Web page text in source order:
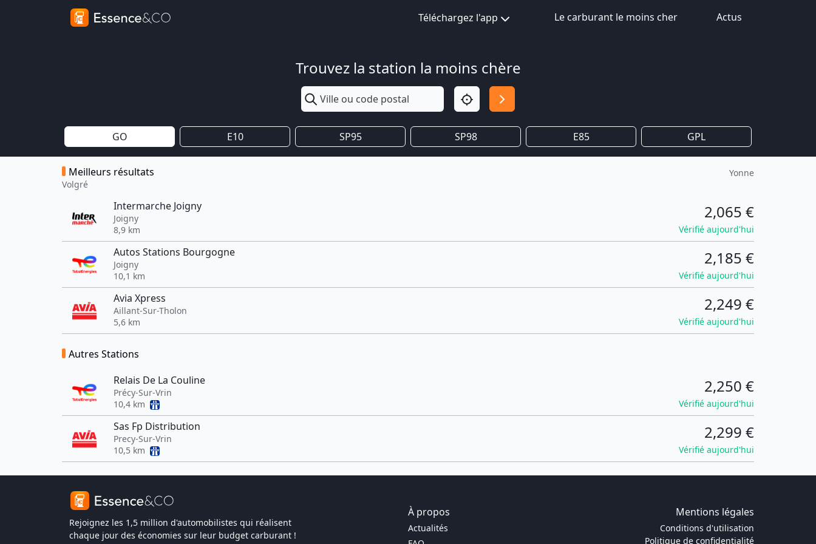
Téléchargez l'app Le carburant le moins cher Actus
Trouvez la station la moins chère
GO E10 SP95 SP98 E85 GPL
Meilleurs résultats
Volgré
Yonne
Intermarche Joigny
Joigny
8,9 km
2,065 €
Vérifié aujourd'hui
Autos Stations Bourgogne
Joigny
10,1 km
2,185 €
Vérifié aujourd'hui
Avia Xpress
Aillant-Sur-Tholon
5,6 km
2,249 €
Vérifié aujourd'hui
Autres Stations
Relais De La Couline
Précy-Sur-Vrin
10,4 km
2,250 €
Vérifié aujourd'hui
Sas Fp Distribution
Precy-Sur-Vrin
10,5 km
2,299 €
Vérifié aujourd'hui
Rejoignez les 1,5 million d'automobilistes qui réalisent
chaque jour des économies sur leur budget carburant !
À propos Mentions légales
Actualités
Conditions d'utilisation
Politique de confidentialité